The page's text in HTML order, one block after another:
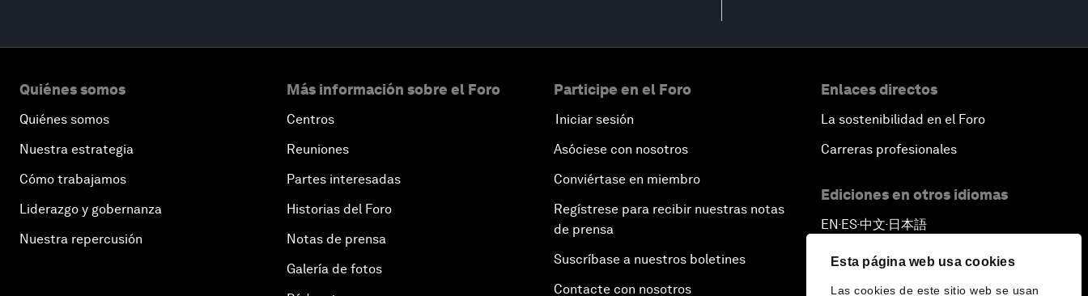
Esta página web usa cookies
Las cookies de este sitio web se usan
Quiénes somos
Quiénes somos
Nuestra estrategia
Cómo trabajamos
Liderazgo y gobernanza
Nuestra repercusión
Más información sobre el Foro
Centros
Reuniones
Partes interesadas
Historias del Foro
Notas de prensa
Galería de fotos
Participe en el Foro
Iniciar sesión
Asóciese con nosotros
Conviértase en miembro
Regístrese para recibir nuestras notas
de prensa
Suscríbase a nuestros boletines
Contacte con nosotros
Enlaces directos
La sostenibilidad en el Foro
Carreras profesionales
Ediciones en otros idiomas
EN ▪ES▪中文▪ 日本語